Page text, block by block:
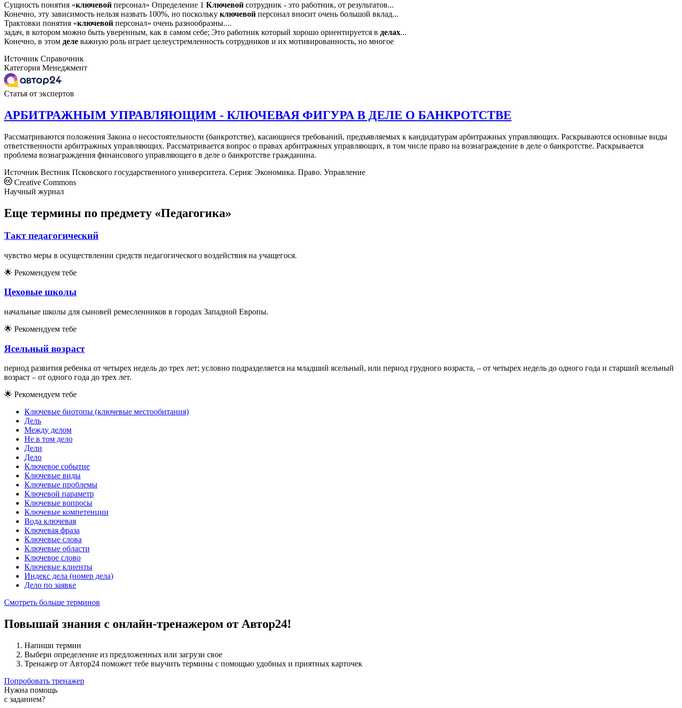
Сущность понятия «ключевой персонал» Определение 1 Ключевой сотрудник - это работник, от результатов...
Конечно, эту зависимость нельзя назвать 100%, но поскольку ключевой персонал вносит очень большой вклад...
Трактовки понятия «ключевой персонал» очень разнообразны....
задач, в котором можно быть уверенным, как в самом себе; Это работник который хорошо ориентируется в делах...
Конечно, в этом деле важную роль играет целеустремленность сотрудников и их мотивированность, но многое
Источник Справочник
Категория Менеджмент
Статья от экспертов
АРБИТРАЖНЫМ УПРАВЛЯЮЩИМ - КЛЮЧЕВАЯ ФИГУРА В ДЕЛЕ О БАНКРОТСТВЕ
Рассматриваются положения Закона о несостоятельности (банкротстве), касающиеся требований, предъявляемых к кандидатурам арбитражных управляющих. Раскрываются основные виды
ответственности арбитражных управляющих. Рассматривается вопрос о правах арбитражных управляющих, в том числе право на вознаграждение в деле о банкротстве. Раскрывается
проблема вознаграждения финансового управляющего в деле о банкротстве гражданина.
Источник Вестник Псковского государственного университета. Серия: Экономика. Право. Управление
Creative Commons
Научный журнал
Еще термины по предмету «Педагогика»
Такт педагогический
чувство меры в осуществлении средств педагогического воздействия на учащегося.
🌟 Рекомендуем тебе
Цеховые школы
начальные школы для сыновей ремесленников в городах Западной Европы.
🌟 Рекомендуем тебе
Ясельный возраст
период развития ребенка от четырех недель до трех лет; условно подразделяется на младший ясельный, или период грудного возраста, – от четырех недель до одного года и старший ясельный
возраст – от одного года до трех лет.
🌟 Рекомендуем тебе
Ключевые биотопы (ключевые местообитания)
Дель
Между делом
Не в том дело
Дели
Дело
Ключевое событие
Ключевые виды
Ключевые проблемы
Ключевой параметр
Ключевые вопросы
Ключевые компетенции
Вода ключевая
Ключевая фраза
Ключевые слова
Ключевые области
Ключевое слово
Ключевые клиенты
Индекс дела (номер дела)
Дело по заявке
Смотреть больше терминов
Повышай знания с онлайн-тренажером от Автор24!
Напиши термин
Выбери определение из предложенных или загрузи свое
Тренажер от Автор24 поможет тебе выучить термины с помощью удобных и приятных карточек
Попробовать тренажер
Нужна помощь
с заданием?